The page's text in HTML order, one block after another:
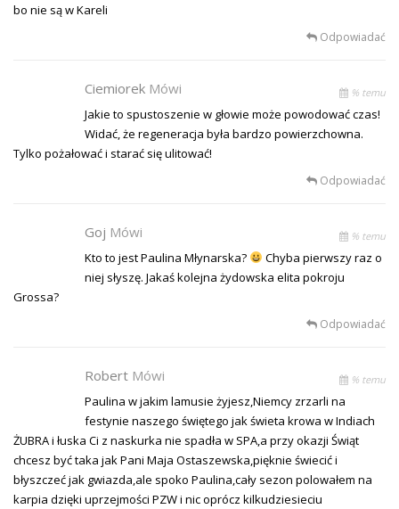
bo nie są w Kareli
Odpowiadać
Ciemiorek Mówi % temu
Jakie to spustoszenie w głowie może powodować czas!
Widać, że regeneracja była bardzo powierzchowna.
Tylko pożałować i starać się ulitować!
Odpowiadać
Goj Mówi % temu
Kto to jest Paulina Młynarska?
Chyba pierwszy raz o
niej słyszę. Jakaś kolejna żydowska elita pokroju
Grossa?
Odpowiadać
Robert Mówi % temu
Paulina w jakim lamusie żyjesz,Niemcy zrzarli na
festynie naszego świętego jak świeta krowa w Indiach
ŻUBRA i łuska Ci z naskurka nie spadła w SPA,a przy okazji Świąt
chcesz być taka jak Pani Maja Ostaszewska,pięknie świecić i
błyszczeć jak gwiazda,ale spoko Paulina,cały sezon polowałem na
karpia dzięki uprzejmości PZW i nic oprócz kilkudziesieciu